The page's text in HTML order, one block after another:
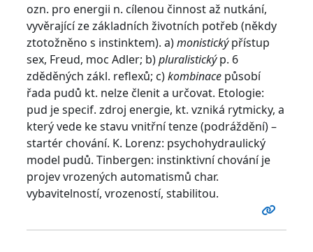
ozn. pro energii n. cílenou činnost až nutkání,
vyvěrající ze základních životních potřeb (někdy
ztotožněno s instinktem). a)monistickýpřístup
sex, Freud, moc Adler; b)pluralistickýp. 6
zděděných zákl. reflexů; c)kombinace působí
řada pudů kt. nelze členit a určovat. Etologie:
pud je specif. zdroj energie, kt. vzniká rytmicky, a
který vede ke stavu vnitřní tenze (podráždění) –
startér chování. K. Lorenz: psychohydraulický
model pudů. Tinbergen: instinktivní chování je
projev vrozených automatismů char.
vybavitelností, vrozeností, stabilitou.